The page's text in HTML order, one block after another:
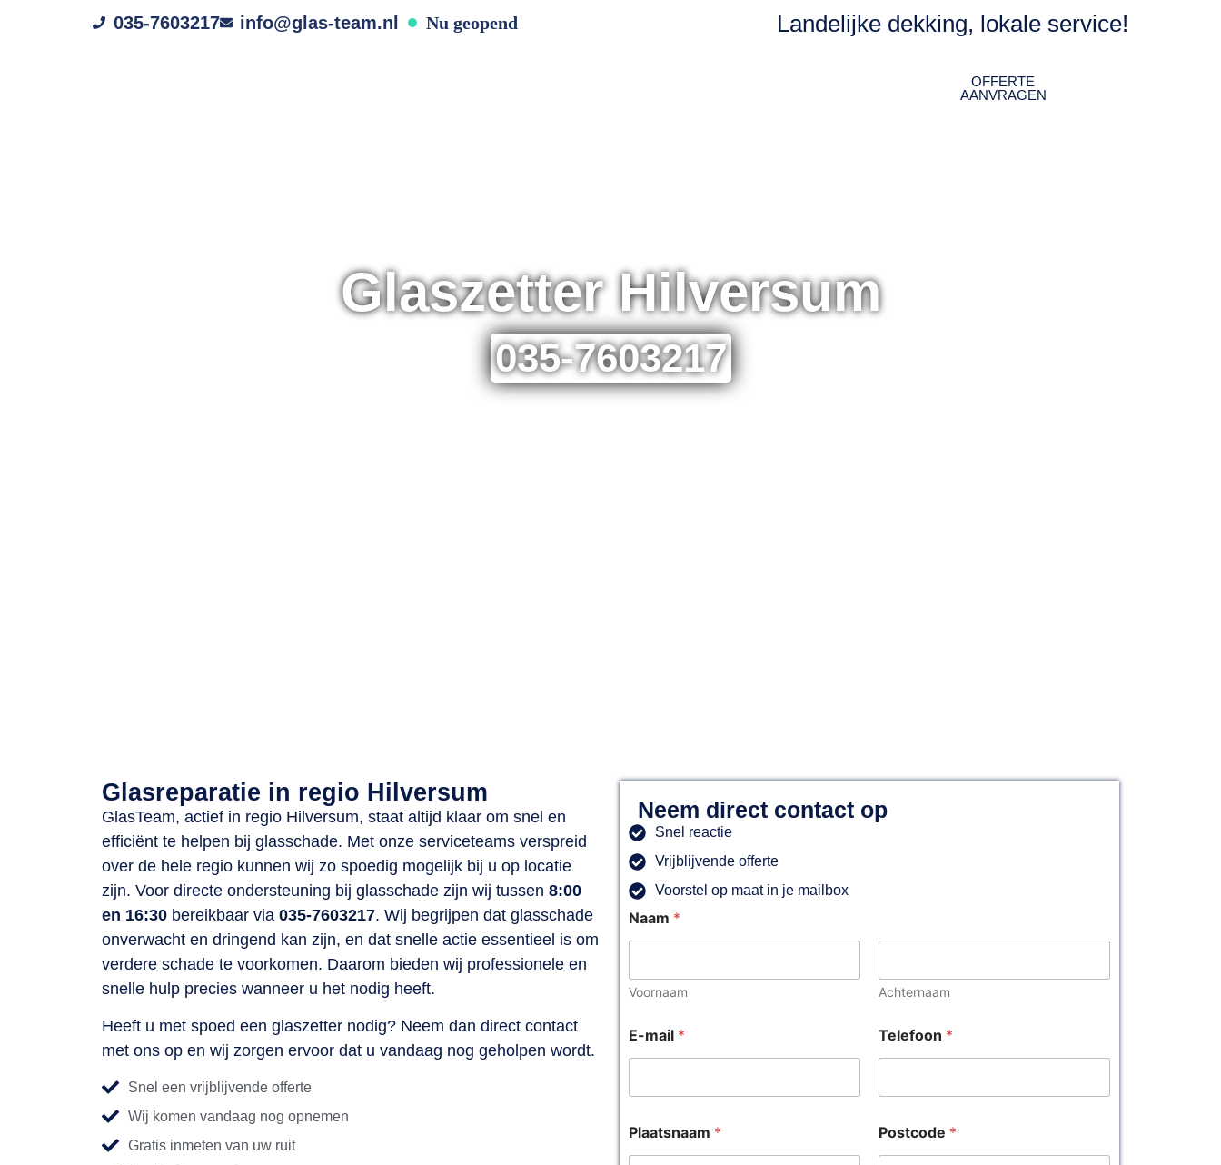
035-7603217 info@glas-team.nl Nu geopend Landelijke dekking, lokale service!
OFFERTE
AANVRAGEN
Glaszetter Hilversum
035-7603217
Glasreparatie in regio Hilversum
GlasTeam, actief in regio Hilversum, staat altijd klaar om snel en
efficiënt te helpen bij glasschade. Met onze serviceteams verspreid
over de hele regio kunnen wij zo spoedig mogelijk bij u op locatie
zijn. Voor directe ondersteuning bij glasschade zijn wij tussen 8:00
en 16:30 bereikbaar via 035-7603217. Wij begrijpen dat glasschade
onverwacht en dringend kan zijn, en dat snelle actie essentieel is om
verdere schade te voorkomen. Daarom bieden wij professionele en
snelle hulp precies wanneer u het nodig heeft.
Heeft u met spoed een glaszetter nodig? Neem dan direct contact
met ons op en wij zorgen ervoor dat u vandaag nog geholpen wordt.
Snel een vrijblijvende offerte
Wij komen vandaag nog opnemen
Gratis inmeten van uw ruit
Neem direct contact op
Snel reactie
Vrijblijvende offerte
Voorstel op maat in je mailbox
Naam *
Voornaam Achternaam
E-mail * Telefoon *
Plaatsnaam * Postcode *